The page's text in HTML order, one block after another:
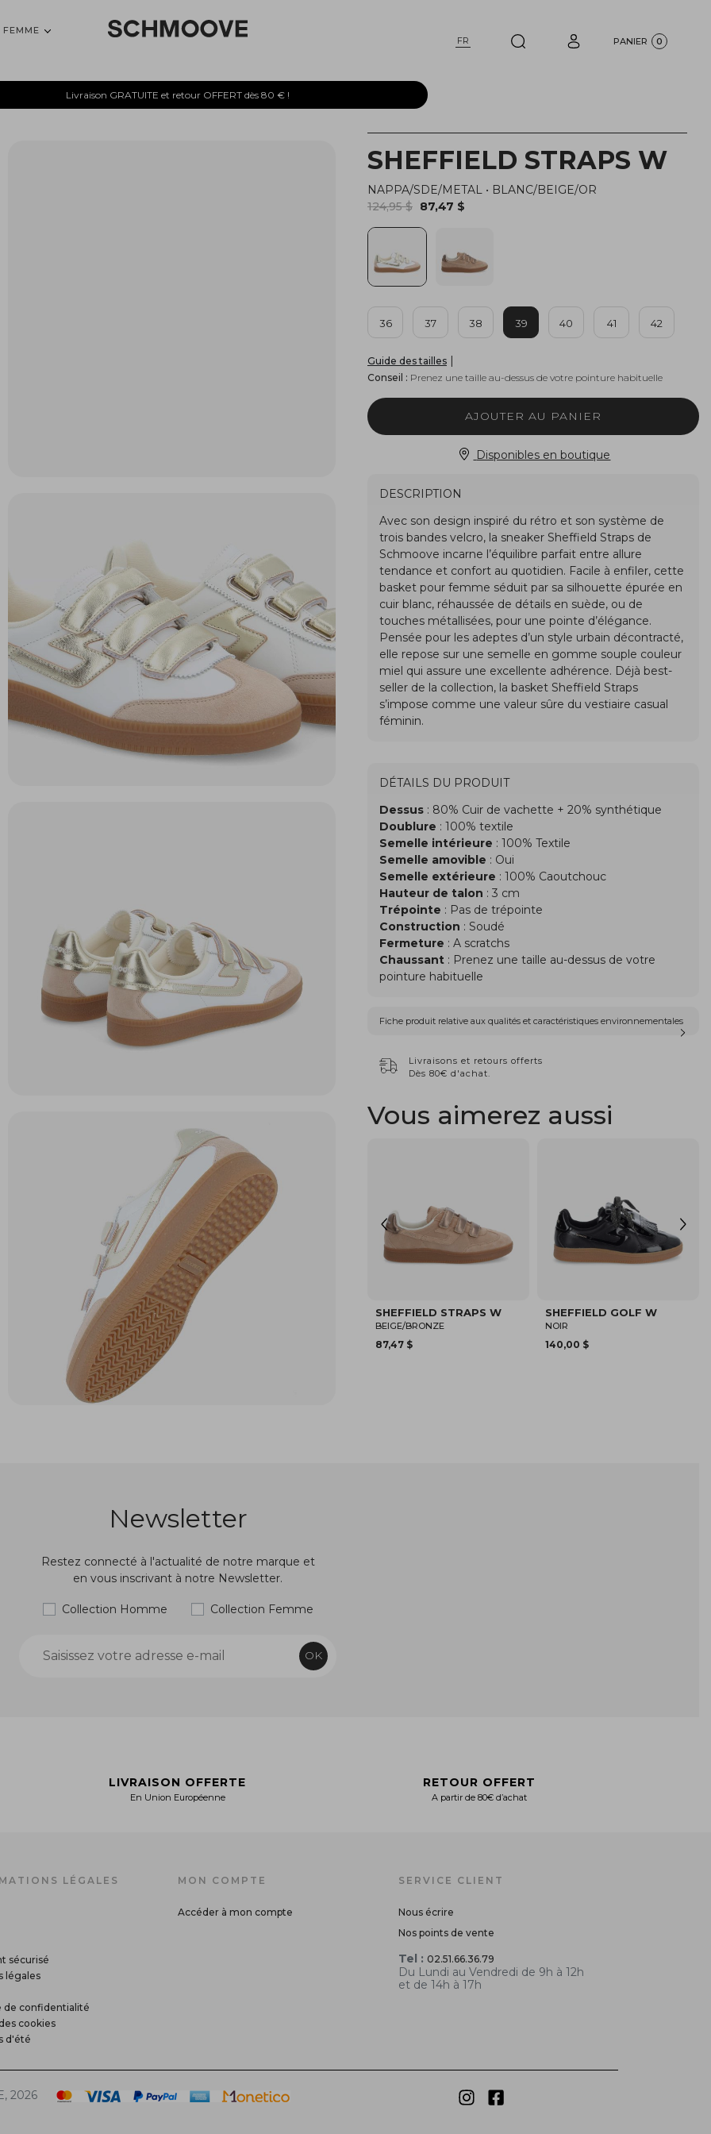
FEMME
FR
PANIER 0
Livraison GRATUITE et retour OFFERT dès 80 € !
SHEFFIELD STRAPS W
NAPPA/SDE/METAL • BLANC/BEIGE/OR
124,95 $ 87,47 $
36 37 38 39 40 41 42
Guide des tailles |
Conseil : Prenez une taille au-dessus de votre pointure habituelle
AJOUTER AU PANIER
Disponibles en boutique
DESCRIPTION
DÉTAILS DU PRODUIT
Dessus : 80% Cuir de vachette + 20% synthétique
Doublure : 100% textile
Semelle intérieure : 100% Textile
Semelle amovible : Oui
Semelle extérieure : 100% Caoutchouc
Hauteur de talon : 3 cm
Trépointe : Pas de trépointe
Construction : Soudé
Fermeture : A scratchs
Chaussant : Prenez une taille au-dessus de votre
pointure habituelle
Fiche produit relative aux qualités et caractéristiques environnementales
Livraisons et retours offerts
Dès 80€ d'achat.
Vous aimerez aussi
SHEFFIELD STRAPS W
BEIGE/BRONZE
87,47 $
SPARKLE WAVE W
BLANC/BEIGE
150,00 $
SPARKLE WAVE W
GRIS
150,00 $
Newsletter
Restez connecté à l'actualité de notre marque et
en vous inscrivant à notre Newsletter.
Collection Homme Collection Femme
OK
LIVRAISON OFFERTE
En Union Européenne
RETOUR OFFERT
A partir de 80€ d’achat
LÉGALES
sécurisé
légales
de confidentialité
cookies
d'été
MON COMPTE
Accéder à mon compte
SERVICE CLIENT
Nous écrire
Nos points de vente
Tel : 02.51.66.36.79
Du Lundi au Vendredi de 9h à 12h
et de 14h à 17h
2026